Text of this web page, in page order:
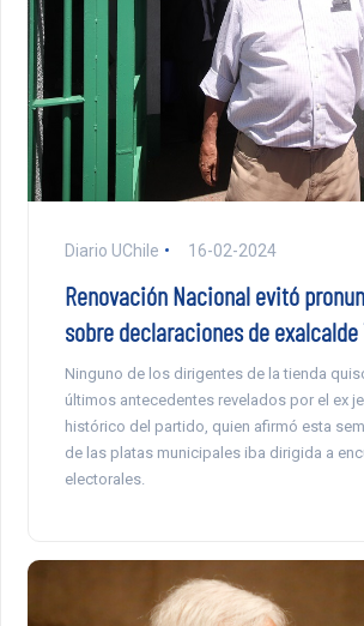
Diario UChile 16-02-2024
Renovación Nacional evitó
sobre declaraciones de exalcalde
Ninguno de los dirigentes de la tienda
últimos antecedentes revelados por el ex
histórico del partido, quien afirmó esta
de las platas municipales iba dirigida a
electorales.